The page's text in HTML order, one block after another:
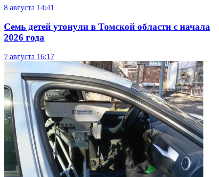
8 августа 14:41
Семь детей утонули в Томской области с начала
2026 года
7 августа 16:17